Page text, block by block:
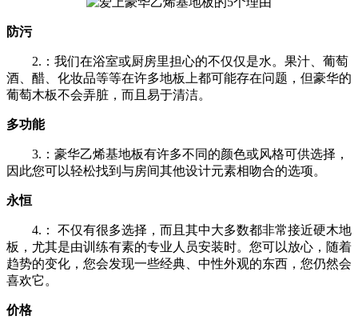
防污
2.：我们在浴室或厨房里担心的不仅仅是水。果汁、葡萄
酒、醋、化妆品等等在许多地板上都可能存在问题，但豪华的
葡萄木板不会弄脏，而且易于清洁。
多功能
3.：豪华乙烯基地板有许多不同的颜色或风格可供选择，
因此您可以轻松找到与房间其他设计元素相吻合的选项。
永恒
4.： 不仅有很多选择，而且其中大多数都非常接近硬木地
板，尤其是由训练有素的专业人员安装时。您可以放心，随着
趋势的变化，您会发现一些经典、中性外观的东西，您仍然会
喜欢它。
价格